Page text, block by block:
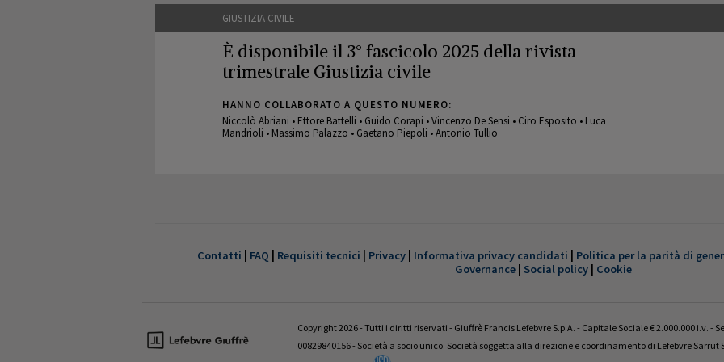
GIUSTIZIA CIVILE
È disponibile il 3° fascicolo 2025 della rivista
trimestrale Giustizia civile
HANNO COLLABORATO A QUESTO NUMERO:
Niccolò Abriani • Ettore Battelli • Guido Corapi • Vincenzo De Sensi • Ciro Esposito • Luca
Mandrioli • Massimo Palazzo • Gaetano Piepoli • Antonio Tullio
trimestrale Giustizia civile
Contatti | FAQ | Requisiti tecnici | Privacy | Informativa privacy candidati | Politica per la parità di
Governance| Social policy| Cookie
Copyright 2026 - Tutti i diritti riservati - Giuffrè Francis Lefebvre S.p.A. - Capitale Sociale € 2.000.000 i.v. -
00829840156 - Società a socio unico. Società soggetta alla direzione e coordinamento di Lefebvre Sarrut